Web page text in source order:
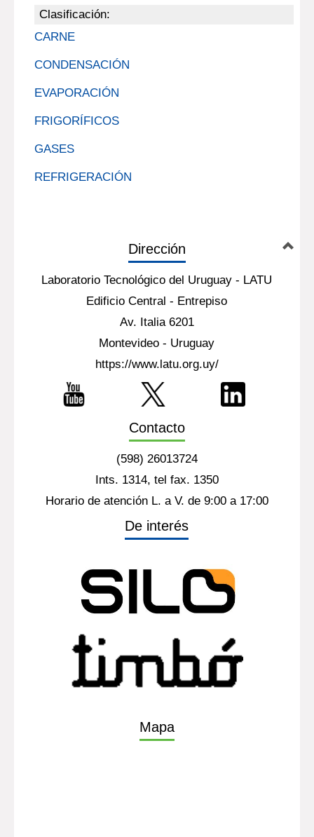
Clasificación:
CARNE
CONDENSACIÓN
EVAPORACIÓN
FRIGORÍFICOS
GASES
REFRIGERACIÓN
Dirección
Laboratorio Tecnológico del Uruguay - LATU
Edificio Central - Entrepiso
Av. Italia 6201
Montevideo - Uruguay
https://www.latu.org.uy/
Contacto
(598) 26013724
Ints. 1314, tel fax. 1350
Horario de atención L. a V. de 9:00 a 17:00
De interés
Mapa